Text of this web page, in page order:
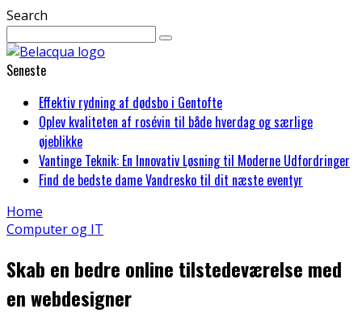
Search
Seneste
Effektiv rydning af dødsbo i Gentofte
Oplev kvaliteten af rosévin til både hverdag og særlige
øjeblikke
Vantinge Teknik: En Innovativ Løsning til Moderne Udfordringer
Find de bedste dame Vandresko til dit næste eventyr
Home
Computer og IT
Skab en bedre online tilstedeværelse med
en webdesigner